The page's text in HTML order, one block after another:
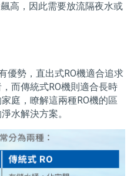
高，因此需要放流隔夜水或
優勢，直出式RO機適合追求
而傳統式RO機則適合長時
庭，瞭解這兩種RO機的區
水解決方案。